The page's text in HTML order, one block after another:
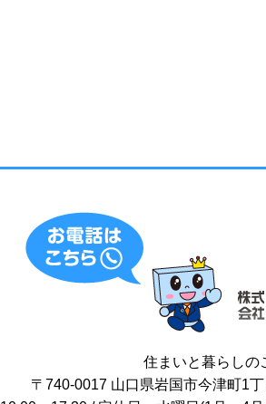
住まいと暮らしの
〒740-0017 山口県岩国市今津町1